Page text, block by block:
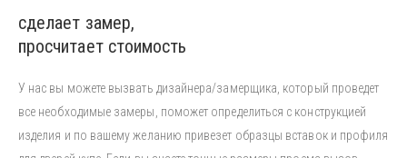
сделает замер,
просчитает стоимость
У нас вы можете вызвать дизайнера/замерщика, который проведет
все необходимые замеры, поможет определиться с конструкцией
изделия и по вашему желанию привезет образцы вставок и профиля